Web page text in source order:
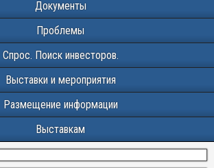
Документы
Проблемы
Спрос. Поиск инвесторов.
Выставки и мероприятия
Размещение информации
Выставкам